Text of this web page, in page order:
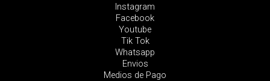
Instagram
Facebook
Youtube
Tik Tok
Whatsapp
Envios
Medios de Pago